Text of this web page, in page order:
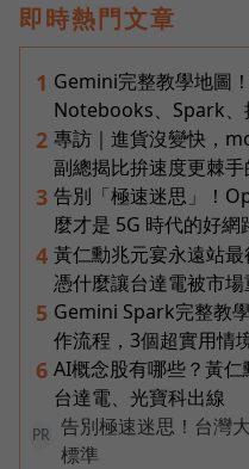
即時熱門文章
1 Gemini完整教學地圖
Notebooks、Spark、
2 專訪｜進貨沒變快，
副總揭比拚速度更棘
3 告別「極速迷思」！
麼才是 5G 時代的好網
4 黃仁勳兆元宴永遠站
憑什麼讓台達電被市場
5 Gemini Spark完整教
作流程，3個超實用情
6 AI概念股有哪些？黃仁
台達電、光寶科出線
PR
告別極速迷思！台灣
標準